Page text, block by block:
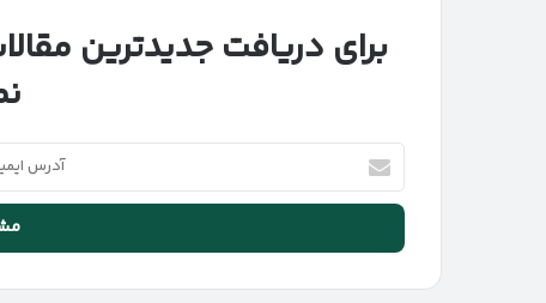
برای دریافت جدیدترین
آدرس
ایمیل
خود
وارد